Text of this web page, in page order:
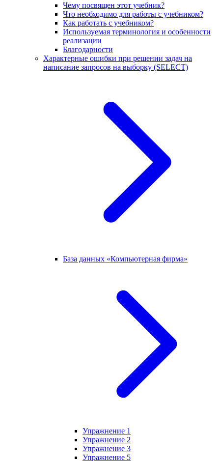
Чему посвящен этот учебник?
Что необходимо для работы с учебником?
Как работать с учебником?
Используемая терминология и особенности
реализации
Благодарности
Характерные ошибки при решении задач на
написание запросов на выборку (SELECT)
База данных «Компьютерная фирма»
Упражнение 1
Упражнение 2
Упражнение 3
Упражнение 5